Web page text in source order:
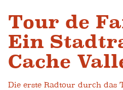
Tour de
Ein
Cache
Die erste Radtour durch das